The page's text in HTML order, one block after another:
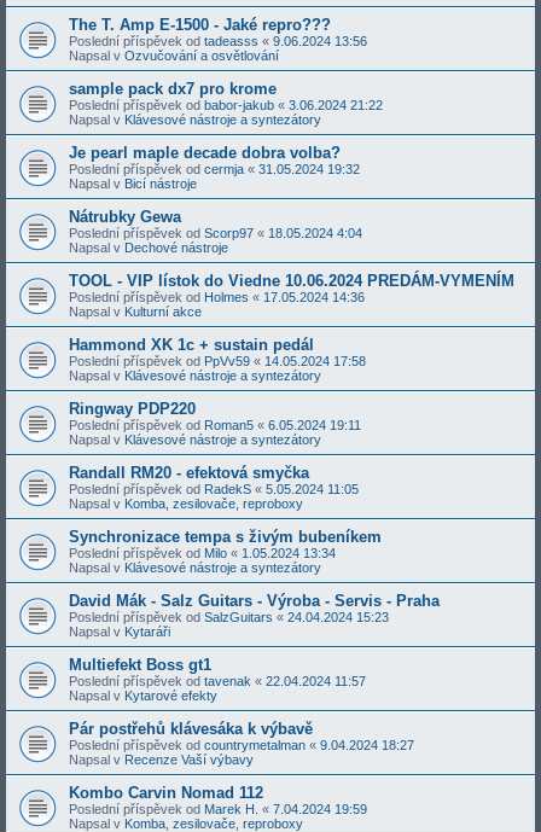
The T. Amp E-1500 - Jaké repro???
Poslední příspěvek od tadeasss « 9.06.2024 13:56
Napsal v Ozvučování a osvětlování
sample pack dx7 pro krome
Poslední příspěvek od babor-jakub « 3.06.2024 21:22
Napsal v Klávesové nástroje a syntezátory
Je pearl maple decade dobra volba?
Poslední příspěvek od cermja « 31.05.2024 19:32
Napsal v Bicí nástroje
Nátrubky Gewa
Poslední příspěvek od Scorp97 « 18.05.2024 4:04
Napsal v Dechové nástroje
TOOL - VIP lístok do Viedne 10.06.2024 PREDÁM-VYMENÍM
Poslední příspěvek od Holmes « 17.05.2024 14:36
Napsal v Kulturní akce
Hammond XK 1c + sustain pedál
Poslední příspěvek od PpVv59 « 14.05.2024 17:58
Napsal v Klávesové nástroje a syntezátory
Ringway PDP220
Poslední příspěvek od Roman5 « 6.05.2024 19:11
Napsal v Klávesové nástroje a syntezátory
Randall RM20 - efektová smyčka
Poslední příspěvek od RadekS « 5.05.2024 11:05
Napsal v Komba, zesilovače, reproboxy
Synchronizace tempa s živým bubeníkem
Poslední příspěvek od Milo « 1.05.2024 13:34
Napsal v Klávesové nástroje a syntezátory
David Mák - Salz Guitars - Výroba - Servis - Praha
Poslední příspěvek od SalzGuitars « 24.04.2024 15:23
Napsal v Kytaráři
Multiefekt Boss gt1
Poslední příspěvek od tavenak « 22.04.2024 11:57
Napsal v Kytarové efekty
Pár postřehů klávesáka k výbavě
Poslední příspěvek od countrymetalman « 9.04.2024 18:27
Napsal v Recenze Vaší výbavy
Kombo Carvin Nomad 112
Poslední příspěvek od Marek H. « 7.04.2024 19:59
Napsal v Komba, zesilovače, reproboxy